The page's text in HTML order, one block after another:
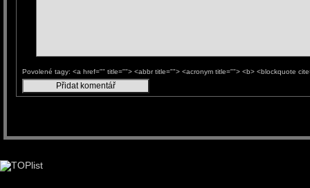
Povolené tagy: <a href="" title=""> <abbr title=""> <acronym title=""> <b> <blockquote